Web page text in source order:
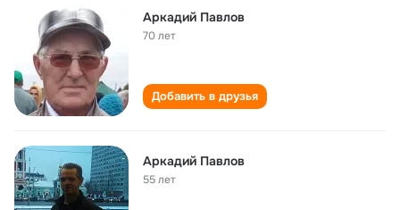
Аркадий Павлов
70 лет
Добавить в друзья
Аркадий Павлов
55 лет